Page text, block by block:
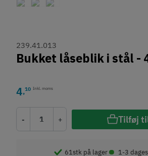
239.41.013
Bukket låseblik i stål -
4,10 Inkl. moms
- + Tilføj
61stk på lager• 1-3